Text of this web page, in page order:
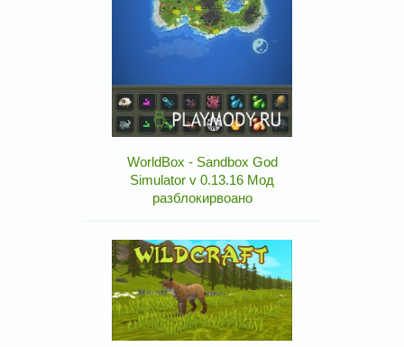
WorldBox - Sandbox God
Simulator v 0.13.16 Мод
разблокирвоано